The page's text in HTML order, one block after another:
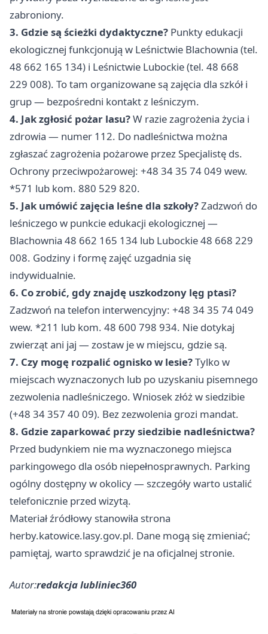
zabroniony.
3. Gdzie są ścieżki dydaktyczne? Punkty edukacji
ekologicznej funkcjonują w Leśnictwie Blachownia (tel.
48 662 165 134) i Leśnictwie Lubockie (tel. 48 668
229 008). To tam organizowane są zajęcia dla szkół i
grup — bezpośredni kontakt z leśniczym.
4. Jak zgłosić pożar lasu?W razie zagrożenia życia i
zdrowia — numer 112. Do nadleśnictwa można
zgłaszać zagrożenia pożarowe przez Specjalistę ds.
Ochrony przeciwpożarowej: +48 34 35 74 049 wew.
*571 lub kom. 880 529 820.
5. Jak umówić zajęcia leśne dla szkoły?Zadzwoń do
leśniczego w punkcie edukacji ekologicznej —
Blachownia 48 662 165 134 lub Lubockie 48 668 229
008. Godziny i formę zajęć uzgadnia się
indywidualnie.
6. Co zrobić, gdy znajdę uszkodzony lęg ptasi?
Zadzwoń na telefon interwencyjny: +48 34 35 74 049
wew. *211 lub kom. 48 600 798 934. Nie dotykaj
zwierząt ani jaj — zostaw je w miejscu, gdzie są.
7. Czy mogę rozpalić ognisko w lesie?Tylko w
miejscach wyznaczonych lub po uzyskaniu pisemnego
zezwolenia nadleśniczego. Wniosek złóż w siedzibie
(+48 34 357 40 09). Bez zezwolenia grozi mandat.
8. Gdzie zaparkować przy siedzibie nadleśnictwa?
Przed budynkiem nie ma wyznaczonego miejsca
parkingowego dla osób niepełnosprawnych. Parking
ogólny dostępny w okolicy — szczegóły warto ustalić
telefonicznie przed wizytą.
Materiał źródłowy stanowiła strona
herby.katowice.lasy.gov.pl. Dane mogą się zmieniać;
pamiętaj, warto sprawdzić je na oficjalnej stronie.
Autor:redakcja lubliniec360